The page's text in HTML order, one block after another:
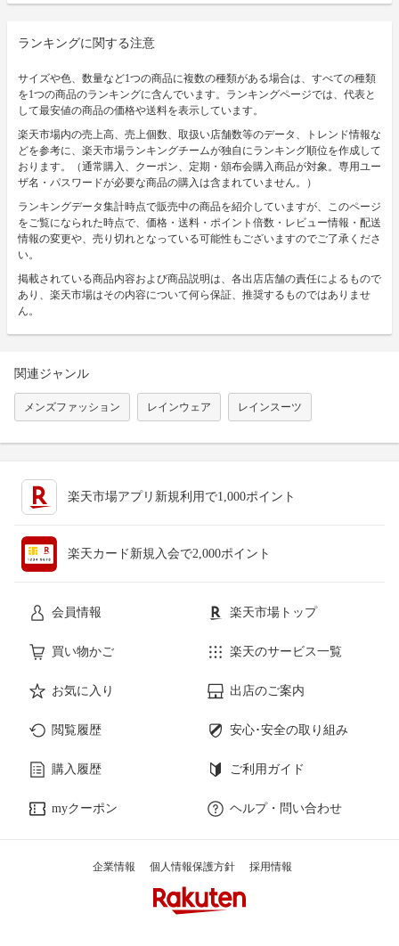
ランキングに関する注意
サイズや色、数量など1つの商品に複数の種類がある場合は、すべての種類
を1つの商品のランキングに含んでいます。ランキングページでは、代表と
して最安値の商品の価格や送料を表示しています。
楽天市場内の売上高、売上個数、取扱い店舗数等のデータ、トレンド情報な
どを参考に、楽天市場ランキングチームが独自にランキング順位を作成して
おります。（通常購入、クーポン、定期・頒布会購入商品が対象。専用ユー
ザ名・パスワードが必要な商品の購入は含まれていません。）
ランキングデータ集計時点で販売中の商品を紹介していますが、このページ
をご覧になられた時点で、価格・送料・ポイント倍数・レビュー情報・配送
情報の変更や、売り切れとなっている可能性もございますのでご了承くださ
い。
掲載されている商品内容および商品説明は、各出店店舗の責任によるもので
あり、楽天市場はその内容について何ら保証、推奨するものではありませ
ん。
関連ジャンル
メンズファッション レインウェア レインスーツ
楽天市場アプリ新規利用で1,000ポイント
楽天カード新規入会で2,000ポイント
会員情報 楽天市場トップ
買い物かご 楽天のサービス一覧
お気に入り 出店のご案内
閲覧履歴 安心･安全の取り組み
購入履歴 ご利用ガイド
myクーポン ヘルプ・問い合わせ
企業情報 個人情報保護方針 採用情報